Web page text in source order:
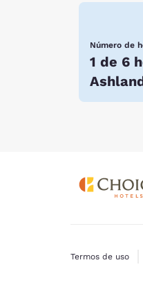
Número de
1 de 6
Termos de uso